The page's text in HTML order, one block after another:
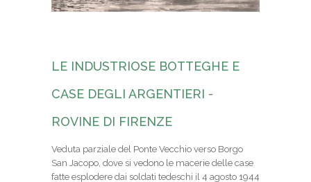
LE INDUSTRIOSE BOTTEGHE E
CASE DEGLI ARGENTIERI -
ROVINE DI FIRENZE
Veduta parziale del Ponte Vecchio verso Borgo
San Jacopo, dove si vedono le macerie delle case
fatte esplodere dai soldati tedeschi il 4 agosto 1944